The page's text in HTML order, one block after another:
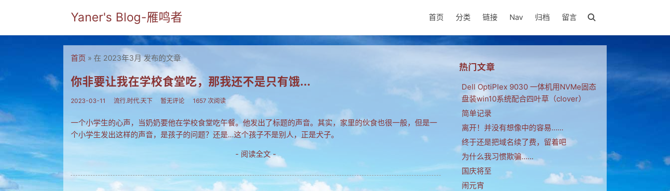
Yaner's Blog-雁鸣者 首页 分类 链接 Nav 归档 留言
首页 » 在 2023年3月 发布的文章
你非要让我在学校食堂吃，那我还不是只有饿...
2023-03-11 流行.时代.天下 暂无评论 1657 次阅读
一个小学生的心声，当奶奶要他在学校食堂吃午餐。他发出了标题的声音。其实，家里的伙食也很一般，但是一
个小学生发出这样的声音，是孩子的问题？还是...这个孩子不是别人，正是犬子。
- 阅读全文 -
热门文章
Dell OptiPlex 9030 一体机用NVMe固态
盘装win10系统配合四叶草（clover）
简单记录
离开！并没有想像中的容易……
终于还是把域名续了费，留着吧
为什么我习惯欺骗……
国庆将至
闹元宵